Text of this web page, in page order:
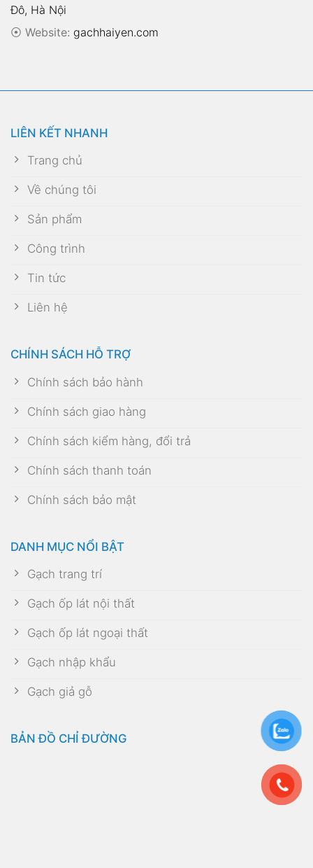
Đô, Hà Nội
⦿ Website: gachhaiyen.com
LIÊN KẾT NHANH
Trang chủ
Về chúng tôi
Sản phẩm
Công trình
Tin tức
Liên hệ
CHÍNH SÁCH HỖ TRỢ
Chính sách bảo hành
Chính sách giao hàng
Chính sách kiểm hàng, đổi trả
Chính sách thanh toán
Chính sách bảo mật
DANH MỤC NỔI BẬT
Gạch trang trí
Gạch ốp lát nội thất
Gạch ốp lát ngoại thất
Gạch nhập khẩu
Gạch giả gỗ
BẢN ĐỒ CHỈ ĐƯỜNG